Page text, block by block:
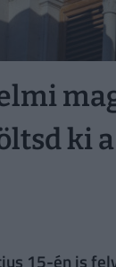
ki
15-én is